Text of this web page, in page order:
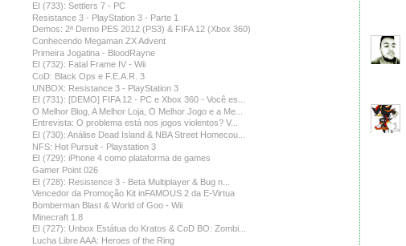
EI (733): Settlers 7 - PC
Resistance 3 - PlayStation 3 - Parte 1
Demos: 2ª Demo PES 2012 (PS3) & FIFA 12 (Xbox 360)
Conhecendo Megaman ZX Advent
Primeira Jogatina - BloodRayne
EI (732): Fatal Frame IV - Wii
CoD: Black Ops e F.E.A.R. 3
UNBOX: Resistance 3 - PlayStation 3
EI (731): [DEMO] FIFA 12 - PC e Xbox 360 - Você es...
O Melhor Blog, A Melhor Loja, O Melhor Jogo e a Me...
Entrevista: O problema está nos jogos violentos? V...
EI (730): Análise Dead Island & NBA Street Homecou...
NFS: Hot Pursuit - Playstation 3
EI (729): iPhone 4 como plataforma de games
Gamer Point 026
EI (728): Resistence 3 - Beta Multiplayer & Bug n...
Vencedor da Promoção Kit inFAMOUS 2 da E-Virtua
Bomberman Blast & World of Goo - Wii
Minecraft 1.8
EI (727): Unbox Estátua do Kratos & CoD BO: Zombi...
Lucha Libre AAA: Heroes of the Ring